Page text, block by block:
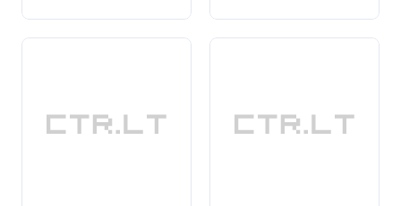
pasiplaukiojimas, ar ilgalaikė kelionė – šis užsiėmimas